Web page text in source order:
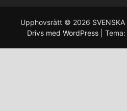
Upphovsrätt © 2026
Drivs med WordPress